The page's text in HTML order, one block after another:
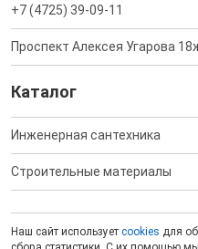
+7 (4725) 39-09-11
Проспект Алексея Угарова
Каталог
Инженерная сантехника
Строительные материалы
Наш сайт использует cookies для